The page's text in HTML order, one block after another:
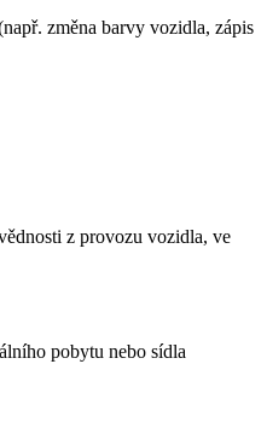
změna barvy vozidla, zápis
z provozu vozidla, ve
pobytu nebo sídla